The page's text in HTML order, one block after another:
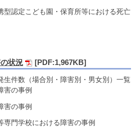
型認定こども園・保育所等における死亡
状況 [PDF:1,967KB]
生件数（場合別・障害別・男女別）一覧
害の事例
害の事例
専門学校における障害の事例